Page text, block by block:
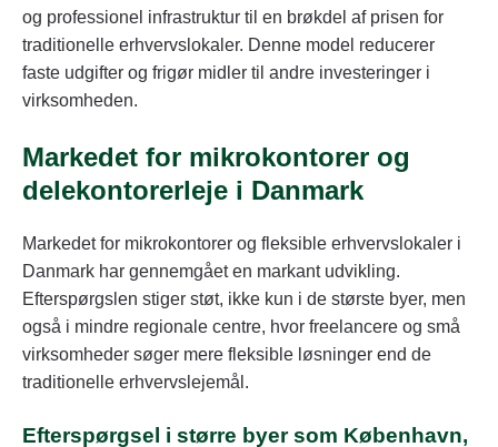
og professionel infrastruktur til en brøkdel af prisen for
traditionelle erhvervslokaler. Denne model reducerer
faste udgifter og frigør midler til andre investeringer i
virksomheden.
Markedet for mikrokontorer og
delekontorerleje i Danmark
Markedet for mikrokontorer og fleksible erhvervslokaler i
Danmark har gennemgået en markant udvikling.
Efterspørgslen stiger støt, ikke kun i de største byer, men
også i mindre regionale centre, hvor freelancere og små
virksomheder søger mere fleksible løsninger end de
traditionelle erhvervslejemål.
Efterspørgsel i større byer som København,